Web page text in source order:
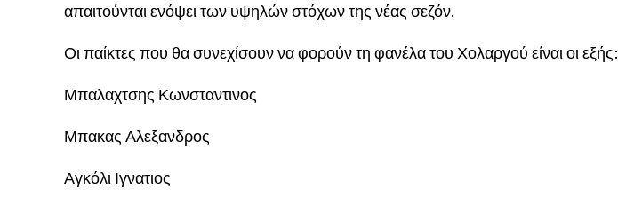
απαιτούνται ενόψει των υψηλών στόχων της νέας σεζόν.
Οι παίκτες που θα συνεχίσουν να φορούν τη φανέλα του Χολαργού είναι οι εξής:
Μπαλαχτσης Κωνσταντινος
Μπακας Αλεξανδρος
Αγκόλι Ιγνατιος